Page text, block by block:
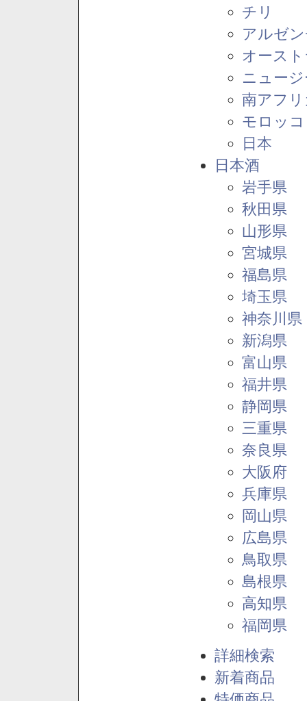
チリ
アルゼ
オース
ニュー
南アフ
モロッコ
日本
日本酒
岩手県
秋田県
山形県
宮城県
福島県
埼玉県
神奈川県
新潟県
富山県
福井県
静岡県
三重県
奈良県
大阪府
兵庫県
岡山県
広島県
鳥取県
島根県
高知県
福岡県
詳細検索
新着商品